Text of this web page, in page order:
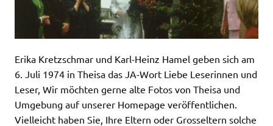
Erika Kretzschmar und Karl-Heinz Hamel geben sich am
6. Juli 1974 in Theisa das JA-Wort Liebe Leserinnen und
Leser, Wir möchten gerne alte Fotos von Theisa und
Umgebung auf unserer Homepage veröffentlichen.
Vielleicht haben Sie, Ihre Eltern oder Grosseltern solche